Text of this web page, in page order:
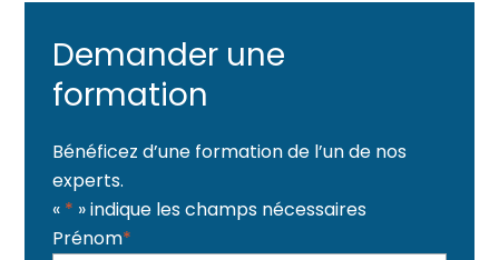
Demander une
formation
Bénéficez d’une formation de l’un de nos
experts.
« * » indique les champs nécessaires
Prénom*